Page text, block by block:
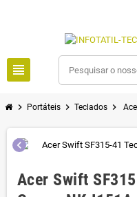
view_headline
chevron_right Portáteis chevron_right Teclados chevron_right
chevron_left
Acer Swift